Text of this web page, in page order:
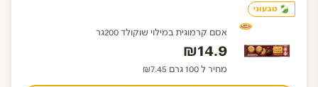
טבעוני
אסם קרמוגית במילוי שוקולד 200גר
₪14.9
מחיר ל 100 גרם ₪7.45